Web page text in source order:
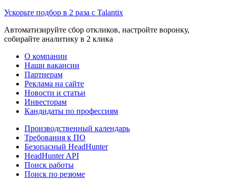
Ускорьте подбор в 2 раза с Talantix
Автоматизируйте сбор откликов, настройте воронку,
собирайте аналитику в 2 клика
О компании
Наши вакансии
Партнерам
Реклама на сайте
Новости и статьи
Инвесторам
Кандидаты по профессиям
Производственный календарь
Требования к ПО
Безопасный HeadHunter
HeadHunter API
Поиск работы
Поиск по резюме